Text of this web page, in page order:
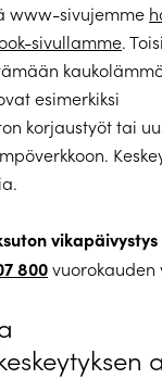
www-sivujemme
sivullamme.
esimerkiksi
korjaustyöt tai
vikapäivystys
800vuorokauden